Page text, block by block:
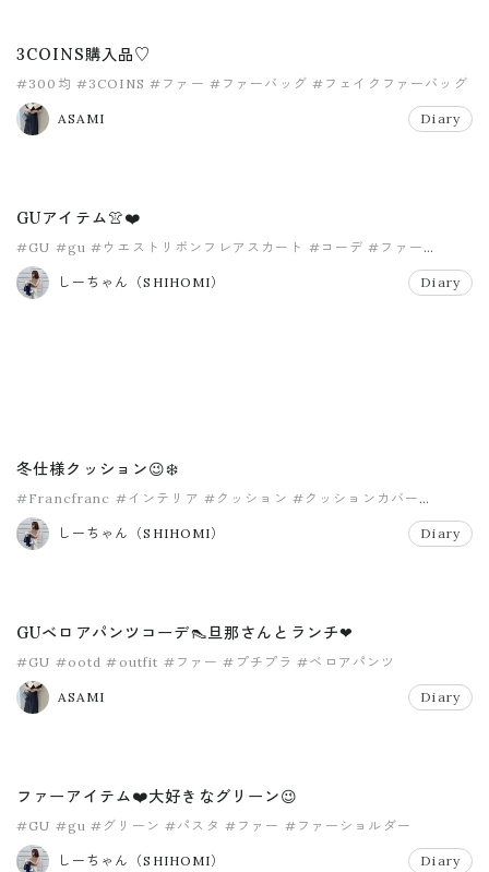
3COINS購入品♡
#300均 #3COINS #ファー #ファーバッグ #フェイクファーバッグ
#プチプラ
ASAMI
Diary
GUアイテム👚❤️
#GU #gu #ウエストリボンフレアスカート #コーデ #ファー
#プチプラ
しーちゃん（SHIHOMI）
Diary
冬仕様クッション😉❄️
#Francfranc #インテリア #クッション #クッションカバー
#グレー
しーちゃん（SHIHOMI）
Diary
GUベロアパンツコーデ👠旦那さんとランチ❤
#GU #ootd #outfit #ファー #プチプラ #ベロアパンツ
ASAMI Diary
ファーアイテム❤️大好きなグリーン😉
#GU #gu #グリーン #パスタ #ファー #ファーショルダー
しーちゃん（SHIHOMI） Diary